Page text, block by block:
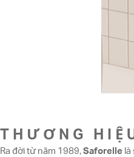
THƯƠNG
Ra đời từ năm 1989, Saforelle